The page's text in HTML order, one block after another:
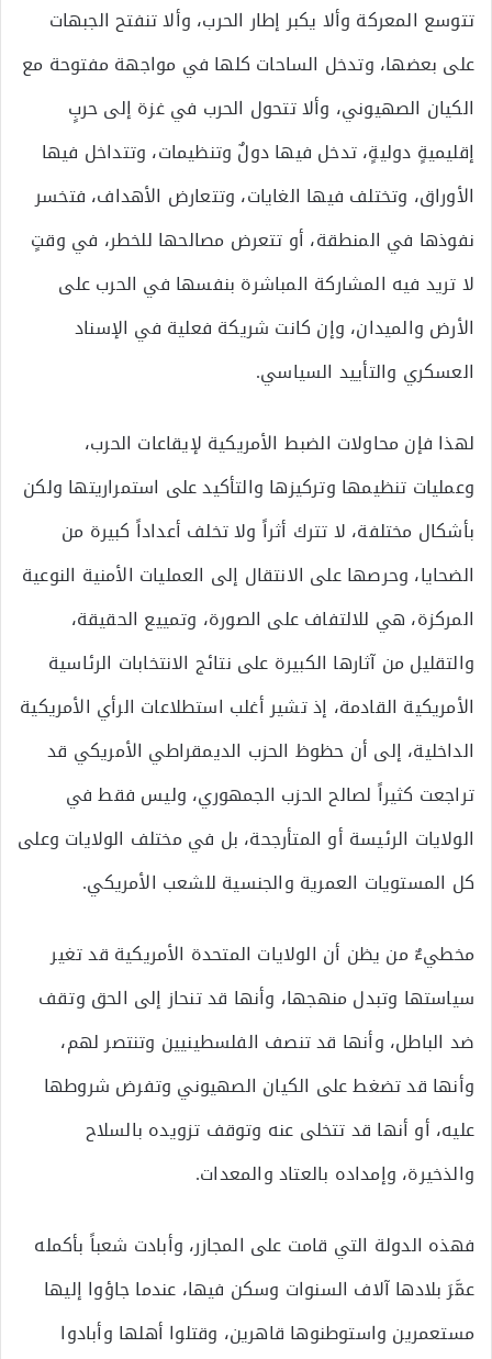
تتوسع المعركة وألا يكبر إطار الحرب، وألا تنفتح الجبهات
على بعضها، وتدخل الساحات كلها في مواجهة مفتوحة مع
الكيان الصهيوني، وألا تتحول الحرب في غزة إلى حربٍ
إقليميةٍ دوليةٍ، تدخل فيها دولٌ وتنظيمات، وتتداخل فيها
الأوراق، وتختلف فيها الغايات، وتتعارض الأهداف، فتخسر
نفوذها في المنطقة، أو تتعرض مصالحها للخطر، في وقتٍ
لا تريد فيه المشاركة المباشرة بنفسها في الحرب على
الأرض والميدان، وإن كانت شريكة فعلية في الإسناد
العسكري والتأييد السياسي.
لهذا فإن محاولات الضبط الأمريكية لإيقاعات الحرب،
وعمليات تنظيمها وتركيزها والتأكيد على استمراريتها ولكن
بأشكال مختلفة، لا تترك أثراً ولا تخلف أعداداً كبيرة من
الضحايا، وحرصها على الانتقال إلى العمليات الأمنية النوعية
المركزة، هي للالتفاف على الصورة، وتمييع الحقيقة،
والتقليل من آثارها الكبيرة على نتائج الانتخابات الرئاسية
الأمريكية القادمة، إذ تشير أغلب استطلاعات الرأي الأمريكية
الداخلية، إلى أن حظوظ الحزب الديمقراطي الأمريكي قد
تراجعت كثيراً لصالح الحزب الجمهوري، وليس فقط في
الولايات الرئيسة أو المتأرجحة، بل في مختلف الولايات وعلى
كل المستويات العمرية والجنسية للشعب الأمريكي.
مخطيءٌ من يظن أن الولايات المتحدة الأمريكية قد تغير
سياستها وتبدل منهجها، وأنها قد تنحاز إلى الحق وتقف
ضد الباطل، وأنها قد تنصف الفلسطينيين وتنتصر لهم،
وأنها قد تضغط على الكيان الصهيوني وتفرض شروطها
عليه، أو أنها قد تتخلى عنه وتوقف تزويده بالسلاح
والذخيرة، وإمداده بالعتاد والمعدات.
فهذه الدولة التي قامت على المجازر، وأبادت شعباً بأكمله
عمَّرَ بلادها آلاف السنوات وسكن فيها، عندما جاؤوا إليها
مستعمرين واستوطنوها قاهرين، وقتلوا أهلها وأبادوا